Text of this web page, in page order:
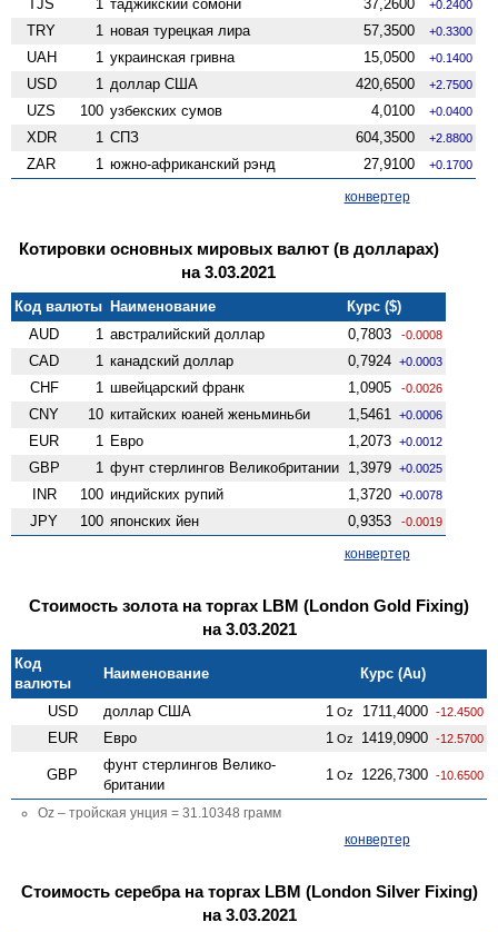
TJS 1 таджикский сомони 37,2600 +0.2400
TRY 1 новая турецкая лира 57,3500 +0.3300
UAH 1 украинская гривна 15,0500 +0.1400
USD 1 доллар США 420,6500 +2.7500
UZS 100 узбекских сумов 4,0100 +0.0400
XDR 1 СПЗ 604,3500 +2.8800
ZAR 1 южно-африканский рэнд 27,9100 +0.1700
конвертер
Котировки основных мировых валют (в долларах)
на 3.03.2021
Код валюты Наименование
Курс ($)
AUD
1 австралийский доллар 0,7803 -0.0008
CAD 1 канадский доллар 0,7924 +0.0003
CHF 1 швейцарский франк 1,0905 -0.0026
CNY 10 китайских юаней женьминьби 1,5461 +0.0006
EUR 1 Евро 1,2073 +0.0012
GBP 1 фунт стерлингов Велико­британии 1,3979 +0.0025
INR 100 индийских рупий 1,3720 +0.0078
JPY 100 японских йен 0,9353 -0.0019
конвертер
Стоимость золота на торгах LBM (London Gold Fixing)
на 3.03.2021
Код
валюты
Наименование Курс (Au)
USD доллар США 1 Oz 1711,4000 -12.4500
EUR Евро 1 Oz 1419,0900 -12.5700
GBP
фунт стерлингов Велико­
британии
1 Oz 1226,7300 -10.6500
Oz – тройская унция = 31.10348 грамм
конвертер
Стоимость серебра на торгах LBM (London Silver Fixing)
на 3.03.2021